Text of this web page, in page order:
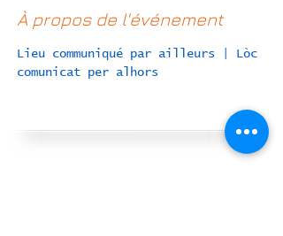
À propos de l'événement
Lieu communiqué par ailleurs | Lòc
comunicat per alhors